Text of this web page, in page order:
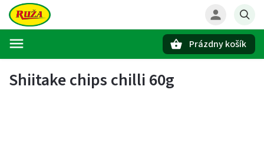
Prázdny košík
Shiitake chips chilli 60g